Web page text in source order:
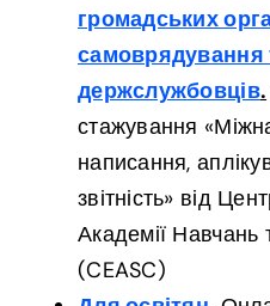
громадських
самоврядування
держслужбовців.
стажування
написання,
звітність» від
Академії Навчань
(CEASC)